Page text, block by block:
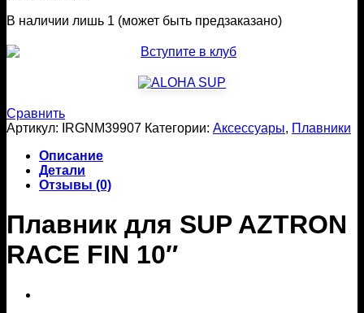
составляла
2092 ₽.
В наличии лишь 1 (может быть предзаказано)
Сравнить
Артикул:
IRGNM39907 Категории: Аксессуары, Плавники
Описание
Детали
Отзывы (0)
Плавник для SUP AZTRON
RACE FIN 10″